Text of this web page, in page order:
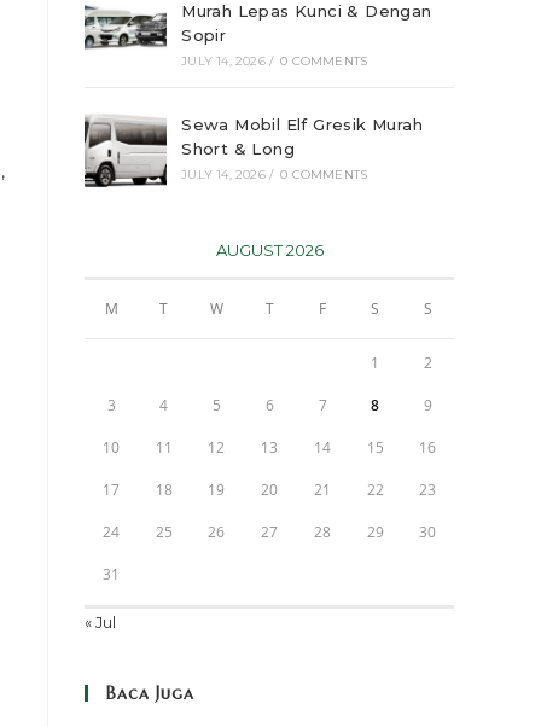
Murah Lepas Kunci & Dengan
Sopir
JULY 14, 2026 / 0 COMMENTS
Sewa Mobil Elf Gresik Murah
Short & Long
JULY 14, 2026 / 0 COMMENTS
AUGUST 2026
M T W T F S S
1 2
3 4 5 6 7 8 9
10 11 12 13 14 15 16
17 18 19 20 21 22 23
24 25 26 27 28 29 30
31
« Jul
Baca Juga